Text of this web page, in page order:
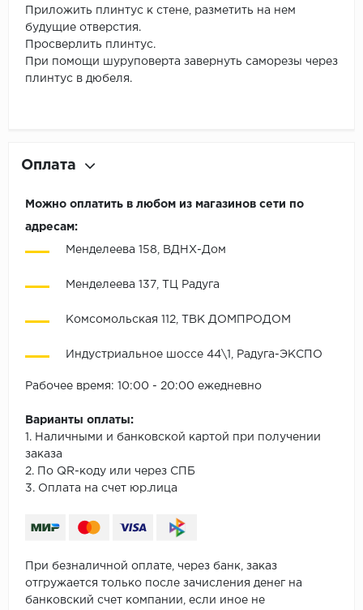
Приложить плинтус к стене, разметить на нем
будущие отверстия.
Просверлить плинтус.
При помощи шуруповерта завернуть саморезы через
плинтус в дюбеля.
Оплата
Можно оплатить в любом из магазинов сети по
адресам:
Менделеева 158, ВДНХ-Дом
Менделеева 137, ТЦ Радуга
Комсомольская 112, ТВК ДОМПРОДОМ
Индустриальное шоссе 44\1, Радуга-ЭКСПО
Рабочее время: 10:00 - 20:00 ежедневно
Варианты оплаты:
1. Наличными и банковской картой при получении
заказа
2. По QR-коду или через СПБ
3. Оплата на счет юр.лица
При безналичной оплате, через банк, заказ
отгружается только после зачисления денег на
банковский счет компании, если иное не